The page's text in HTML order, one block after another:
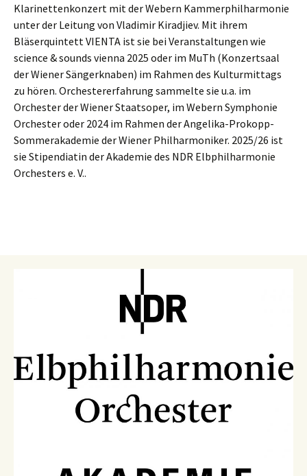
Klarinettenkonzert mit der Webern Kammerphilharmonie
unter der Leitung von Vladimir Kiradjiev. Mit ihrem
Bläserquintett VIENTA ist sie bei Veranstaltungen wie
science & sounds vienna 2025 oder im MuTh (Konzertsaal
der Wiener Sängerknaben) im Rahmen des Kulturmittags
zu hören. Orchestererfahrung sammelte sie u.a. im
Orchester der Wiener Staatsoper, im Webern Symphonie
Orchester oder 2024 im Rahmen der Angelika-Prokopp-
Sommerakademie der Wiener Philharmoniker. 2025/26 ist
sie Stipendiatin der Akademie des NDR Elbphilharmonie
Orchesters e. V..